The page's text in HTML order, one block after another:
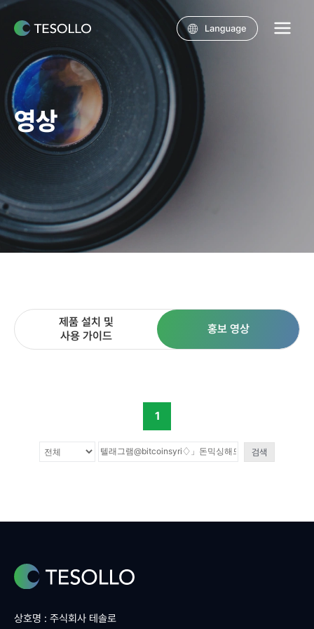
콘텐츠로
건너뛰기
영상
제품 설치 및
사용 가이드
홍보 영상
1
검색
상호명 : 주식회사 테솔로